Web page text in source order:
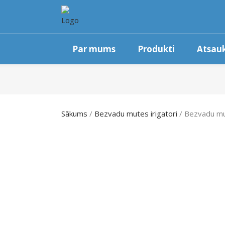
Par mums Produkti
Sākums / Bezvadu mutes irigatori / Bezvadu